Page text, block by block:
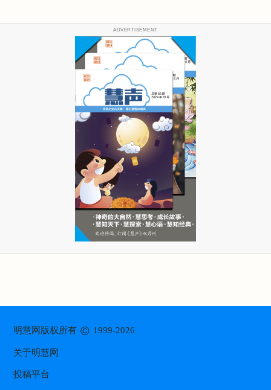
ADVERTISEMENT
明慧网版权所有© 1999-2026
关于明慧网
投稿平台